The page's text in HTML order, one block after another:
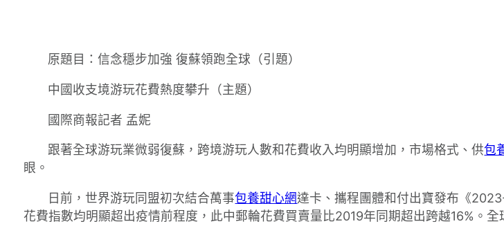
原題目：信念穩步加強 復蘇領跑全球（引題）
中國收支境游玩花費熱度攀升（主題）
國際商報記者 孟妮
跟著全球游玩業微弱復蘇，跨境游玩人數和花費收入均明顯增加，市場格式、供包
眼。
日前，世界游玩同盟初次結合萬事包養甜心網達卡、攜程團體和付出寶發布《
花費指數均明顯超出疫情前程度，此中郵輪花費買賣量比2019年同期超出跨越16%。全